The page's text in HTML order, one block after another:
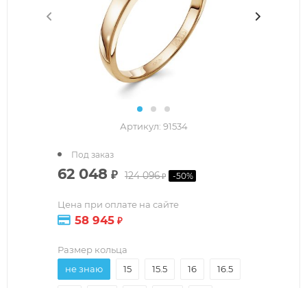
Артикул: 91534
62 048 ₽ 124 096₽ -50%
Цена при оплате на сайте
58 945 ₽
Под заказ
Размер кольца
не знаю
15 15.5 16 16.5